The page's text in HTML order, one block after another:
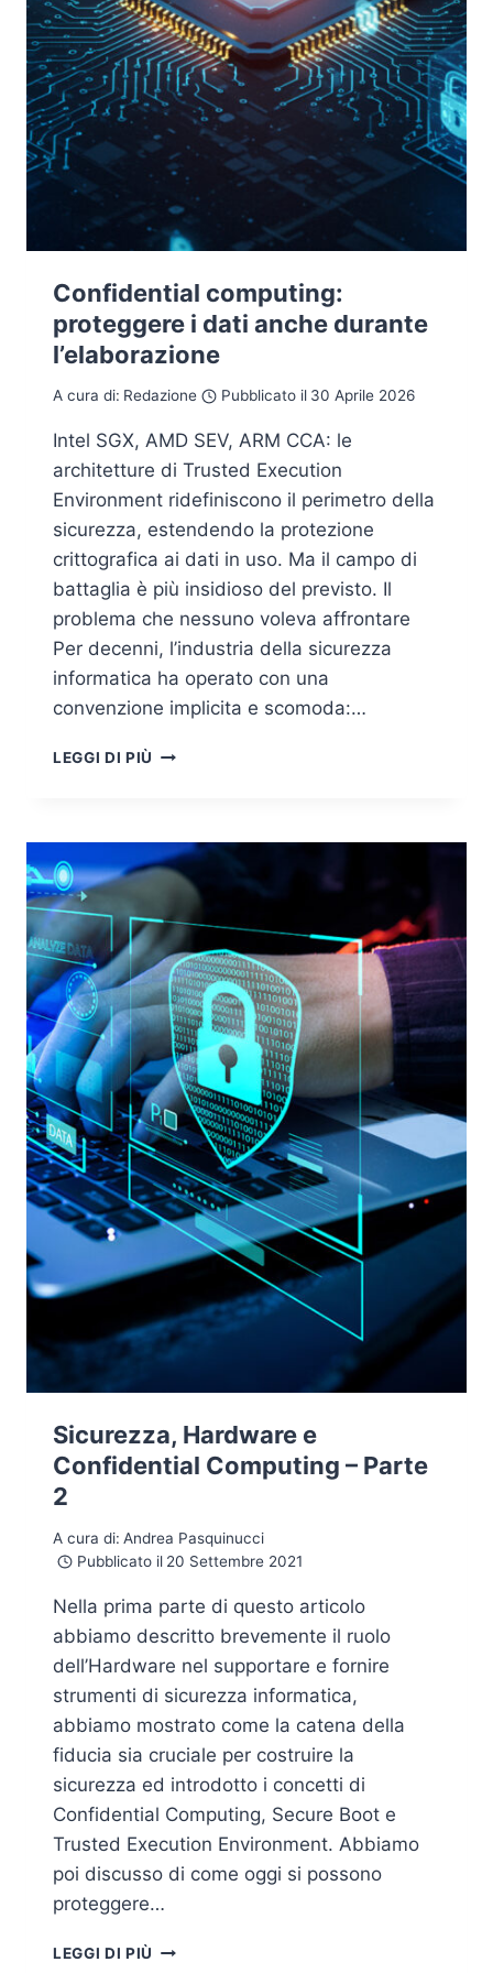
Confidential computing:
proteggere i dati anche durante
l’elaborazione
A cura di: Redazione Pubblicato il 30 Aprile 2026
Intel SGX, AMD SEV, ARM CCA: le
architetture di Trusted Execution
Environment ridefiniscono il perimetro della
sicurezza, estendendo la protezione
crittografica ai dati in uso. Ma il campo di
battaglia è più insidioso del previsto. Il
problema che nessuno voleva affrontare
Per decenni, l’industria della sicurezza
informatica ha operato con una
convenzione implicita e scomoda:…
LEGGI DI PIÙ CONFIDENTIAL
DATI
ANCHE
DURANTE
L’ELABORAZIONE
Sicurezza, Hardware e
Confidential Computing – Parte
2
A cura di: Andrea Pasquinucci
Pubblicato il 20 Settembre 2021
Nella prima parte di questo articolo
abbiamo descritto brevemente il ruolo
dell’Hardware nel supportare e fornire
strumenti di sicurezza informatica,
abbiamo mostrato come la catena della
fiducia sia cruciale per costruire la
sicurezza ed introdotto i concetti di
Confidential Computing, Secure Boot e
Trusted Execution Environment. Abbiamo
poi discusso di come oggi si possono
proteggere…
LEGGI DI PIÙ SICUREZZA,